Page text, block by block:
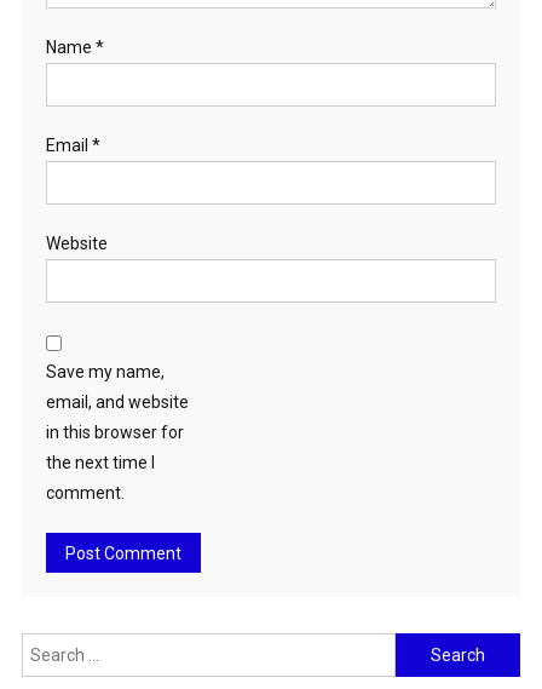
Name *
Email *
Website
Save my name,
email, and website
in this browser for
the next time I
comment.
Search
for: